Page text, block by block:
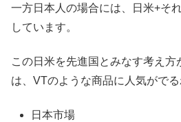
一方日本人の場合には、日米+そ
しています。
この日米を先進国とみなす考え方
は、VTのような商品に人気がでる
日本市場